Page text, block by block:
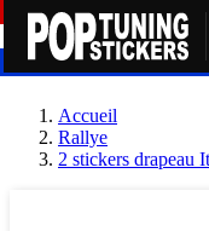
Accueil
Rallye
2 stickers drapeau